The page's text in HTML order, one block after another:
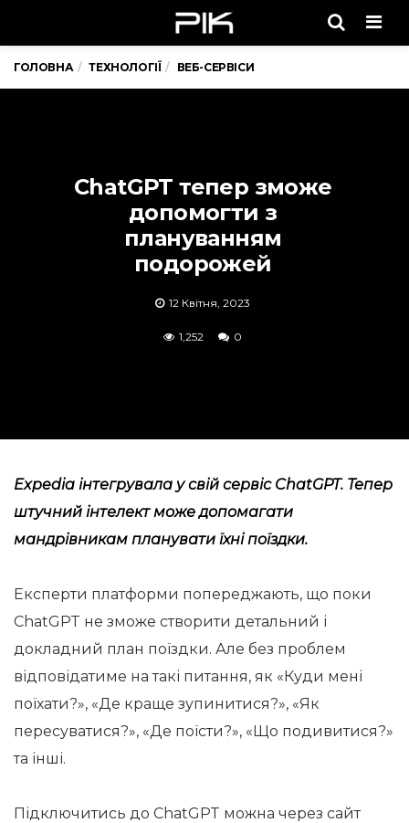
ГОЛОВНА ТЕХНОЛОГІЇ ВЕБ-СЕРВІСИ
ChatGPT тепер зможе
допомогти з
плануванням
подорожей
12 Квітня, 2023
1,252 0
Expedia інтегрувала у свій сервіс ChatGPT. Тепер
штучний інтелект може допомагати
мандрівникам планувати їхні поїздки.
Експерти платформи попереджають, що поки
ChatGPT не зможе створити детальний і
докладний план поїздки. Але без проблем
відповідатиме на такі питання, як «Куди мені
поїхати?», «Де краще зупинитися?», «Як
пересуватися?», «Де поїсти?», «Що подивитися?»
та інші.
Підключитись до ChatGPT можна через сайт